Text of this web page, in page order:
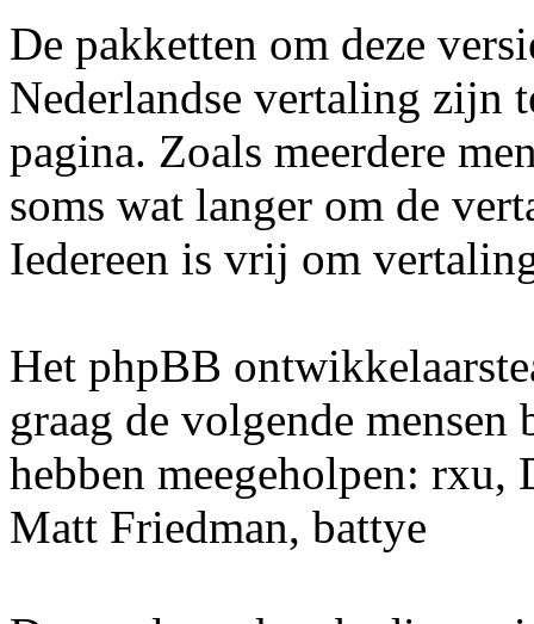
De pakketten om deze
Nederlandse vertaling zijn
pagina. Zoals meerdere
soms wat langer om de
Iedereen is vrij om
Het phpBB
graag de volgende mensen
hebben meegeholpen: rxu,
Matt Friedman, battye